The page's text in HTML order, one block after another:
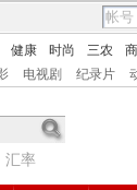
健康 时尚 三农
电视剧 纪录片
汇率